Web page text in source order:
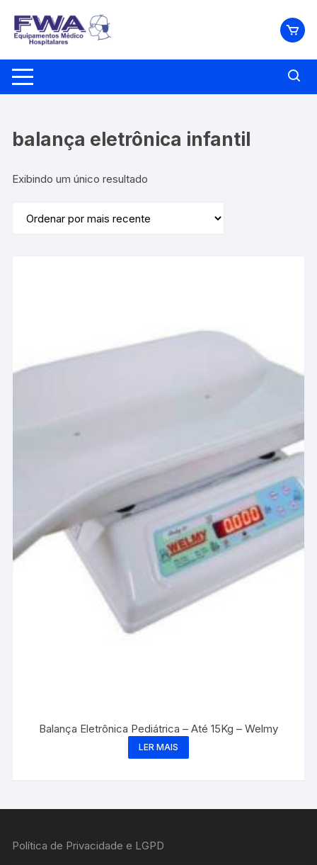
para
conteúdo
balança eletrônica infantil
Exibindo um único resultado
Balança Eletrônica Pediátrica – Até 15Kg – Welmy
LER MAIS
Política de Privacidade e LGPD